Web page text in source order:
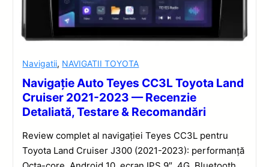
Navigatii, NAVIGATII TOYOTA
Navigație Auto Teyes CC3L Toyota Land
Cruiser 2021-2023 — Recenzie
Detaliată, Testare & Recomandări
Review complet al navigației Teyes CC3L pentru
Toyota Land Cruiser J300 (2021-2023): performanță